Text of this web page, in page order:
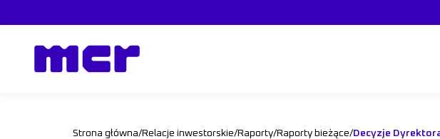
Strona główna/Relacje inwestorskie/Raporty/Raporty bieżące/